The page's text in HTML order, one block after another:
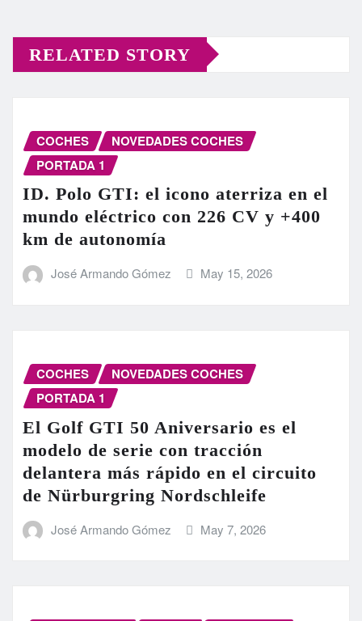
RELATED STORY
COCHES
NOVEDADES COCHES
PORTADA 1
ID. Polo GTI: el icono aterriza en el
mundo eléctrico con 226 CV y +400
km de autonomía
José Armando Gómez May 15, 2026
COCHES
NOVEDADES COCHES
PORTADA 1
El Golf GTI 50 Aniversario es el
modelo de serie con tracción
delantera más rápido en el circuito
de Nürburgring Nordschleife
José Armando Gómez May 7, 2026